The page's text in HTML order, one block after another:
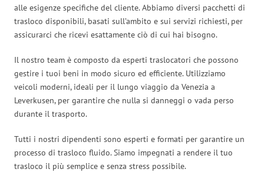
alle esigenze specifiche del cliente. Abbiamo diversi pacchetti di
trasloco disponibili, basati sull’ambito e sui servizi richiesti, per
assicurarci che ricevi esattamente ciò di cui hai bisogno.
Il nostro team è composto da esperti traslocatori che possono
gestire i tuoi beni in modo sicuro ed efficiente. Utilizziamo
veicoli moderni, ideali per il lungo viaggio da Venezia a
Leverkusen, per garantire che nulla si danneggi o vada perso
durante il trasporto.
Tutti i nostri dipendenti sono esperti e formati per garantire un
processo di trasloco fluido. Siamo impegnati a rendere il tuo
trasloco il più semplice e senza stress possibile.